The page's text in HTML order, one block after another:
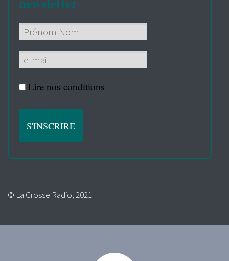
Lire nos conditions
© La Grosse Radio, 2021